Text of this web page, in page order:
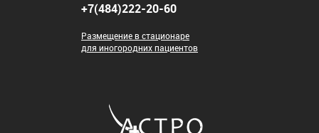
+7(484)222-20-60
Размещение в стационаре
для иногородних пациентов